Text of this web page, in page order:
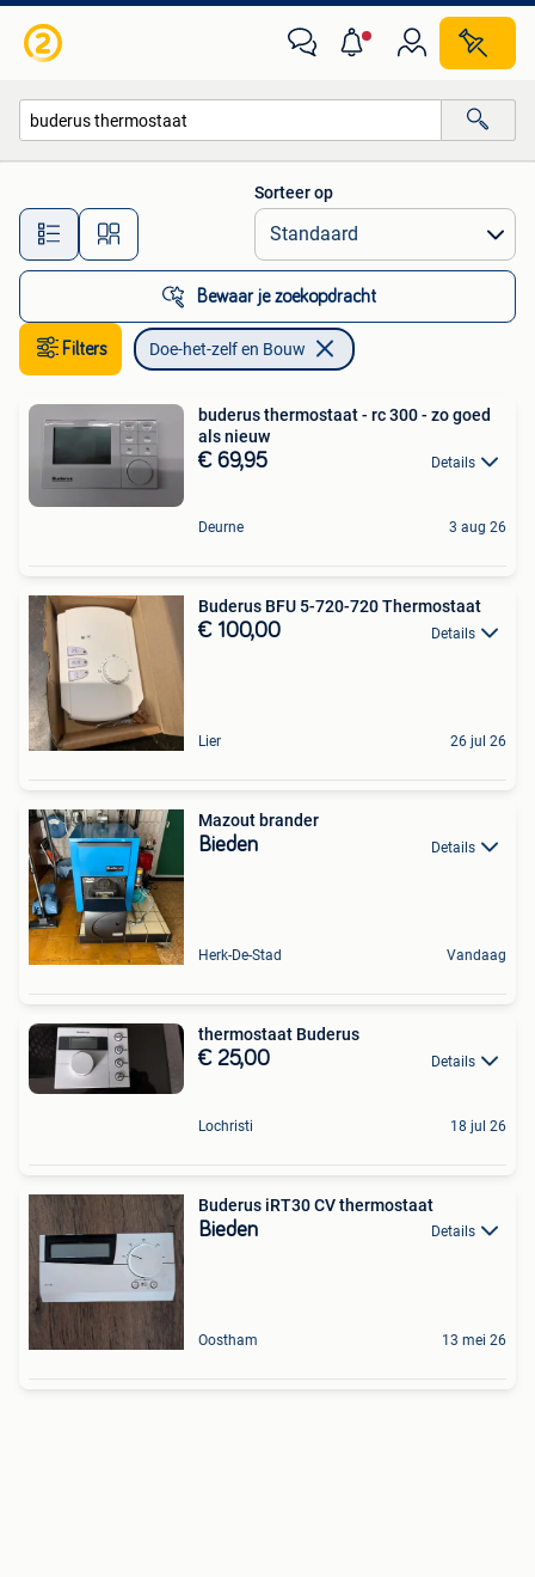
Alle afstanden…
Sorteer op
Bewaar je zoekopdracht
Filters Doe-het-zelf en Bouw
buderus thermostaat - rc 300 - zo goed
als nieuw
€ 69,95 Details
Deurne 3 aug 26
Buderus BFU 5-720-720 Thermostaat
€ 100,00 Details
Lier 26 jul 26
Mazout brander
Bieden Details
Herk-De-Stad Vandaag
thermostaat Buderus
€ 25,00 Details
Lochristi 18 jul 26
Buderus iRT30 CV thermostaat
Bieden Details
Oostham 13 mei 26